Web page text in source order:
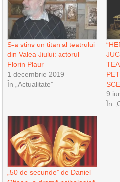
S-a stins un titan al teatrului
din Valea Jiului: actorul
Florin Plaur
1 decembrie 2019
În „Actualitate”
9
În
„50 de secunde” de Daniel